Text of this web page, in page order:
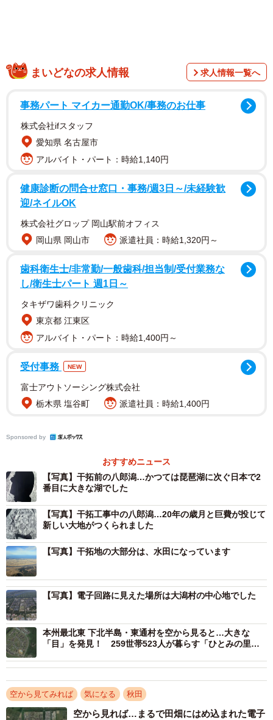
潟村役場総務企画課に聞いた。
2/6
1998年撮影の衛星写真高解像度版（画像提供：大潟村役場）
かつては琵琶湖に次ぐ日本で2番目に大きな湖だ
った
大潟村の周囲には周濠のような水域があって、村はその水
域に浮かぶ巨大な島にも見える。
「もともと『八郎潟』という湖で、その規模は東西12km、
南北27km、周囲82km、総面積2万2024ヘクタール。琵琶湖
に次ぐ日本第2の湖で、約70種を超える魚介類の宝庫でもあ
りました」
まいどなの求人情報 求人情報一覧へ
事務パート マイカー通勤OK/事務のお仕事
株式会社ifスタッフ
愛知県 名古屋市
アルバイト・パート：時給1,140円
健康診断の問合せ窓口・事務/週3日～/未経験歓
迎/ネイルOK
株式会社グロップ 岡山駅前オフィス
岡山県 岡山市
派遣社員：時給1,320円～
歯科衛生士/非常勤/一般歯科/担当制/受付業務な
し/衛生士パート 週1日～
タキザワ歯科クリニック
東京都 江東区
アルバイト・パート：時給1,400円～
受付事務 NEW
富士アウトソーシング株式会社
栃木県 塩谷町
派遣社員：時給1,400円
Sponsored by
おすすめニュース
【写真】干拓前の八郎潟…かつては琵琶湖に次ぐ日本で2
番目に大きな湖でした
【写真】干拓工事中の八郎潟…20年の歳月と巨費が投じて
新しい大地がつくられました
【写真】干拓地の大部分は、水田になっています
【写真】電子回路に見えた場所は大潟村の中心地でした
本州最北東 下北半島・東通村を空から見ると…大きな
「目」を発見！ 259世帯523人が暮らす「ひとみの里」
空から見てみれば 気になる 秋田
空から見れば…まるで田畑にはめ込まれた電子